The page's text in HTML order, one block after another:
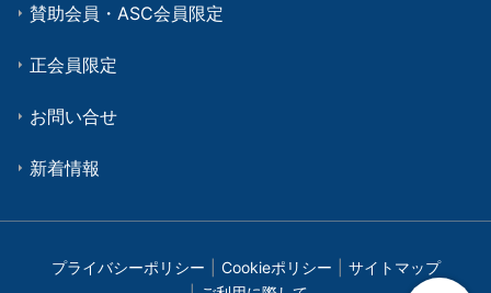
賛助会員・ASC会員限定
正会員限定
お問い合せ
新着情報
プライバシーポリシー Cookieポリシー
サイトマップ